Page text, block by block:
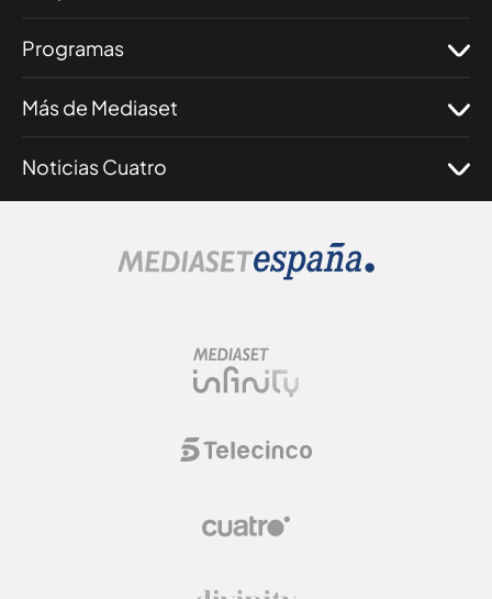
Programas
Más de Mediaset
Noticias Cuatro